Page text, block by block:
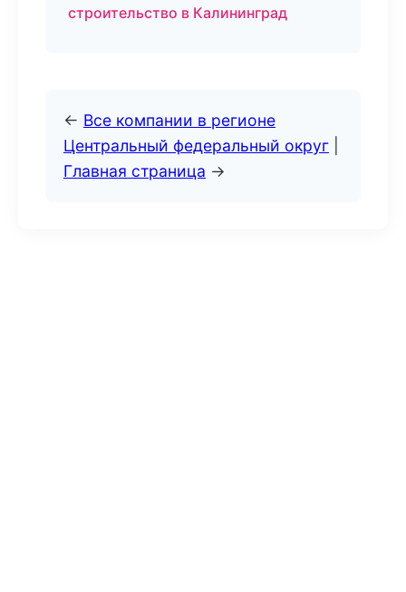
строительство в Калининград
← Все компании в регионе
Центральный федеральный округ
Главная страница →